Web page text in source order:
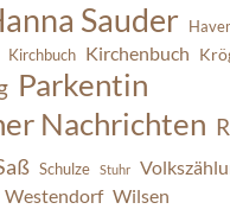
Sauder
Kirchbuch Kirchenbuch
Parkentin
Nachrichten
Schulze Stuhr
Westendorf Wilsen